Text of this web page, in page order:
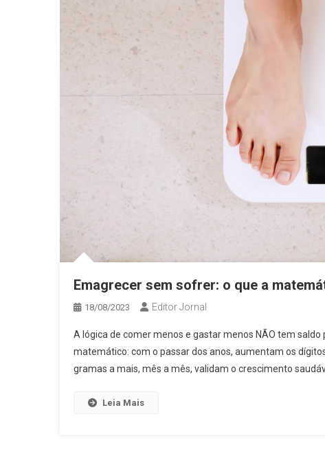
Emagrecer sem sofrer: o que a
18/08/2023 Editor Jornal
A lógica de comer menos e gastar menos NÃO tem
matemático: com o passar dos anos, aumentam os
gramas a mais, mês a mês, validam o crescimento
Leia Mais